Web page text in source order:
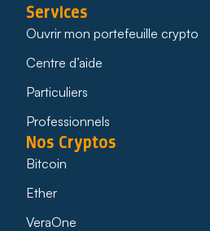
Services
Ouvrir mon portefeuille crypto
Centre d’aide
Particuliers
Professionnels
Nos Cryptos
Bitcoin
Ether
VeraOne